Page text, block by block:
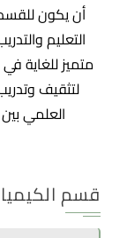
أن يكون
التعليم
متميز للغاية
لتثقيف
العلمي
قسم